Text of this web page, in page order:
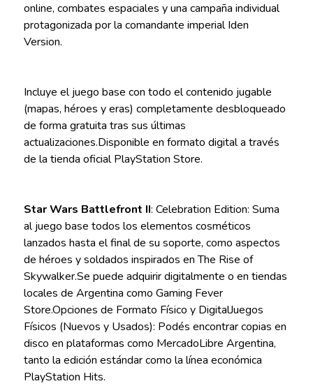
online, combates espaciales y una campaña individual
protagonizada por la comandante imperial Iden
Version.
Incluye el juego base con todo el contenido jugable
(mapas, héroes y eras) completamente desbloqueado
de forma gratuita tras sus últimas
actualizaciones.Disponible en formato digital a través
de la tienda oficial PlayStation Store.
Star Wars Battlefront II: Celebration Edition: Suma
al juego base todos los elementos cosméticos
lanzados hasta el final de su soporte, como aspectos
de héroes y soldados inspirados en The Rise of
Skywalker.Se puede adquirir digitalmente o en tiendas
locales de Argentina como Gaming Fever
Store.Opciones de Formato Físico y DigitalJuegos
Físicos (Nuevos y Usados): Podés encontrar copias en
disco en plataformas como MercadoLibre Argentina,
tanto la edición estándar como la línea económica
PlayStation Hits.